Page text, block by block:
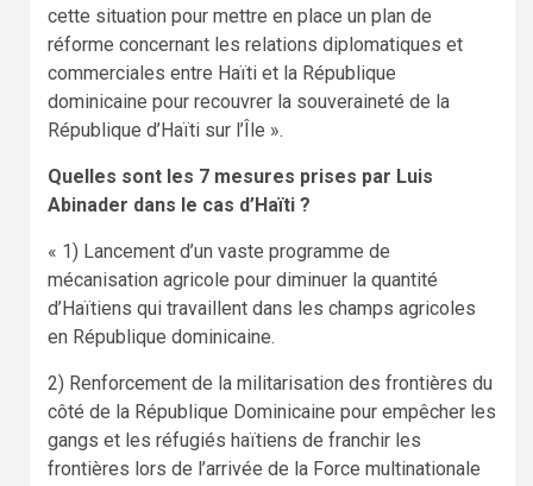
cette situation pour mettre en place un plan de
réforme concernant les relations diplomatiques et
commerciales entre Haïti et la République
dominicaine pour recouvrer la souveraineté de la
République d’Haïti sur l’Île ».
Quelles sont les 7 mesures prises par Luis
Abinader dans le cas d’Haïti ?
« 1) Lancement d’un vaste programme de
mécanisation agricole pour diminuer la quantité
d’Haïtiens qui travaillent dans les champs agricoles
en République dominicaine.
2) Renforcement de la militarisation des frontières du
côté de la République Dominicaine pour empêcher les
gangs et les réfugiés haïtiens de franchir les
frontières lors de l’arrivée de la Force multinationale